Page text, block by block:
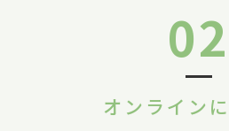
02
オンライン